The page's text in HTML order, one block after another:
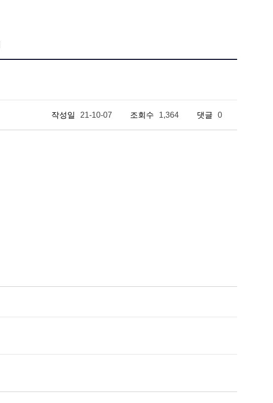
작성일 21-10-07 조회수 1,364 댓글 0